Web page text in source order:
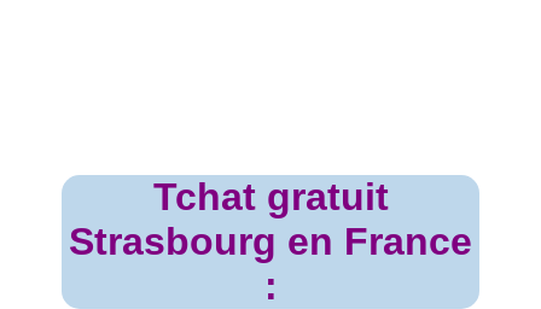
Tchat gratuit
Strasbourg en France
: